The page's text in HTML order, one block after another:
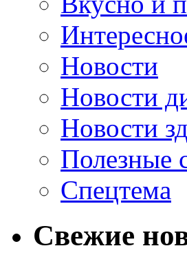
Новости
Новости
Новости
Полезные
Спецтема
Свежие